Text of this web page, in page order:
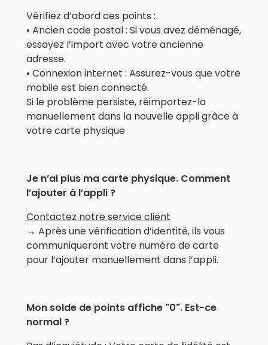
Vérifiez d’abord ces points :
• Ancien code postal : Si vous avez déménagé,
essayez l’import avec votre ancienne
adresse.
• Connexion internet : Assurez-vous que votre
mobile est bien connecté.
Si le problème persiste, réimportez-la
manuellement dans la nouvelle appli grâce à
votre carte physique
Je n’ai plus ma carte physique. Comment
l’ajouter à l’appli ?
Contactez notre service client
→ Après une vérification d’identité, ils vous
communiqueront votre numéro de carte
pour l’ajouter manuellement dans l’appli.
Mon solde de points affiche "0". Est-ce
normal ?